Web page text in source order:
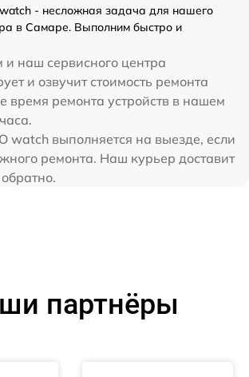
- несложная задача для нашего
в Самаре. Выполним быстро и
и наш сервисного центра
и озвучит стоимость ремонта
время ремонта устройств в нашем
watch выполняется на выезде, если
ремонта. Наш курьер доставит
партнёры